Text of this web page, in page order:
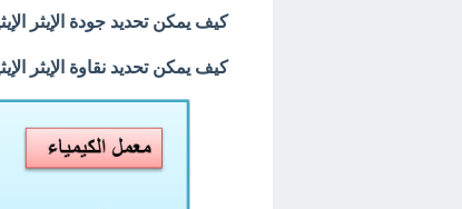
كيف يمكن تحديد جودة الإيثر
كيف يمكن تحديد نقاوة الإيثر